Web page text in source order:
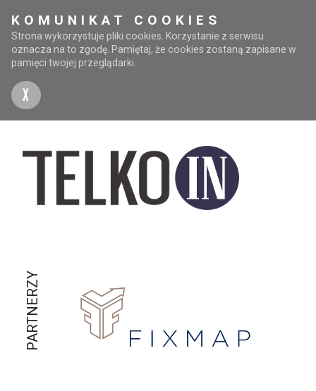
KOMUNIKAT COOKIES
Strona wykorzystuje pliki cookies. Korzystanie z serwisu
oznacza na to zgodę. Pamiętaj, że cookies zostaną zapisane w
pamięci twojej przeglądarki.
X
PARTNERZY